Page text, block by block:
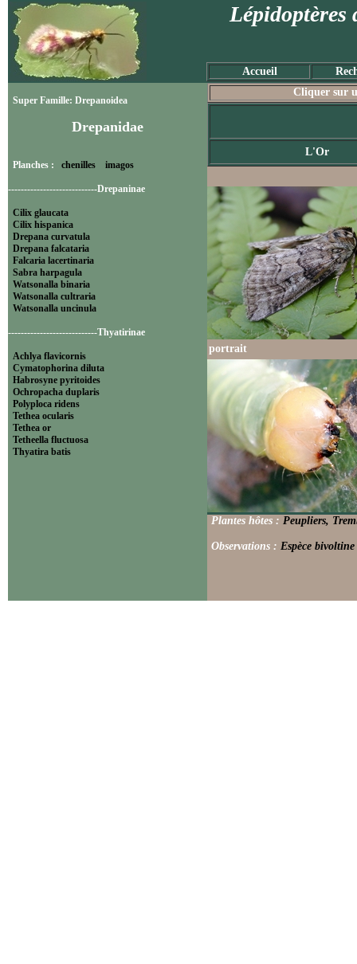
Lépidoptères
Accueil
Super Famille: Drepanoidea
Drepanidae
Planches : chenilles imagos
----------------------------Drepaninae
Cilix glaucata
Cilix hispanica
Drepana curvatula
Drepana falcataria
Falcaria lacertinaria
Sabra harpagula
Watsonalla binaria
Watsonalla cultraria
Watsonalla uncinula
----------------------------Thyatirinae
Achlya flavicornis
Cymatophorina diluta
Habrosyne pyritoides
Ochropacha duplaris
Polyploca ridens
Tethea ocularis
Tethea or
Tetheella fluctuosa
Thyatira batis
Cliquer sur
L'Or
portrait
Plantes hôtes : Peupliers,
Observations : Espèce